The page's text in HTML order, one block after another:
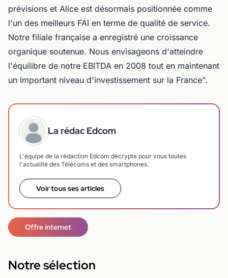
prévisions et Alice est désormais positionnée comme
l'un des meilleurs FAI en terme de qualité de service.
Notre filiale française a enregistré une croissance
organique soutenue. Nous envisageons d'atteindre
l'équilibre de notre EBITDA en 2008 tout en maintenant
un important niveau d'investissement sur la France".
La rédac Edcom
L'équipe de la rédaction Edcom décrypte pour vous toutes
l'actualité des Télécoms et des smartphones.
Voir tous ses articles
Offre internet
Notre sélection